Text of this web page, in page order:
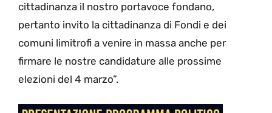
cittadinanza il nostro portavoce fondano,
pertanto invito la cittadinanza di Fondi e dei
comuni limitrofi a venire in massa anche per
firmare le nostre candidature alle prossime
elezioni del 4 marzo”.